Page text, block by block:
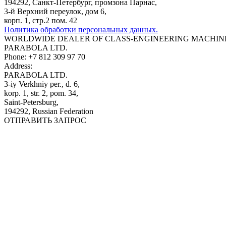
194292, Санкт-Петербург, промзона Парнас,
3-й Верхний переулок, дом 6,
корп. 1, стр.2 пом. 42
Политика обработки персональных данных.
WORLDWIDE DEALER OF CLASS-ENGINEERING
PARABOLA LTD.
Phone: +7 812 309 97 70
Address:
PARABOLA LTD.
3-iy Verkhniy per., d. 6,
korp. 1, str. 2, pom. 34,
Saint-Petersburg,
194292, Russian Federation
ОТПРАВИТЬ ЗАПРОС